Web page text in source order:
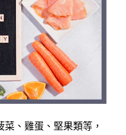
菜、雞蛋、堅果類等，